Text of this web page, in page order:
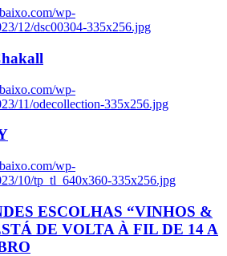
wp-
12/dsc00304-335x256.jpg
wp-
11/odecollection-335x256.jpg
wp-
10/tp_tl_640x360-335x256.jpg
ESCOLHAS “VINHOS &
DE VOLTA À FIL DE 14 A